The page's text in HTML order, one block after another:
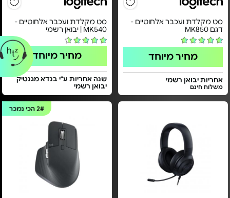
סט מקלדת ועכבר אלחוטיים -
דגם MK850
מחיר מיוחד
אחריות יבואן רשמי
משלוח חינם
סט מקלדת ועכבר אלחוטיים -
MK540 | יבואן רשמי
מחיר מיוחד
שנה אחריות ע"י בנדא מגנטיק
יבואן רשמי
2#הכי נמכר